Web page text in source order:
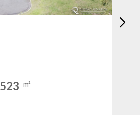
523 m²